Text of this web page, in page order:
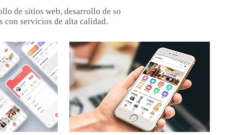
de sitios web, desarrollo de so
con servicios de alta calidad.